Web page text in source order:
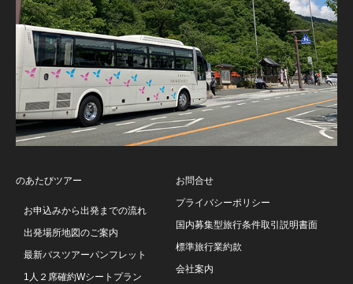
のあたびツアー
お申込みから出発までの流れ
出発場所地図のご案内
最新バスツアーパンフレット
1人２席確約Wシートプラン
お問合せ
プライバシーポリシー
国内募集型旅行条件取引説明書面
標準旅行業約款
会社案内